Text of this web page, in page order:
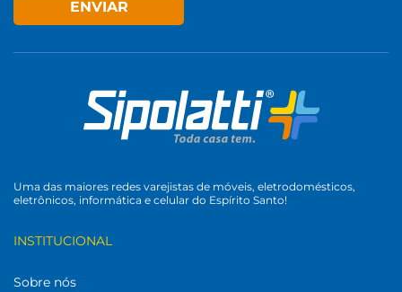
ENVIAR
Uma das maiores redes varejistas de móveis, eletrodomésticos,
eletrônicos, informática e celular do Espírito Santo!
INSTITUCIONAL
Sobre nós